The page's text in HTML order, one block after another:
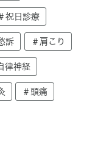
祝日診療
訴 ＃肩こり
律神経
＃頭痛